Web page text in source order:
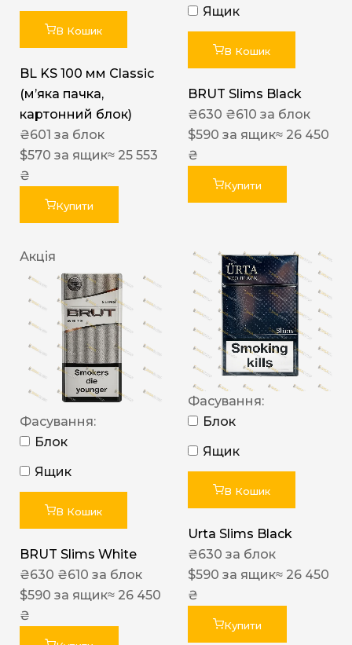
В Кошик
BL KS 100 мм Classic
(м’яка пачка,
картонний блок)
₴601 за блок
$570 за ящик≈ 25 553
₴
Купити
Ящик
В Кошик
BRUT Slims Black
₴630 ₴610 за блок
$590 за ящик≈ 26 450
₴
Купити
Акція
Фасування:
Блок
Ящик
В Кошик
BRUT Slims White
₴630 ₴610 за блок
$590 за ящик≈ 26 450
₴
Фасування:
Блок
Ящик
В Кошик
Urta Slims Black
₴630 за блок
$590 за ящик≈ 26 450
₴
Купити